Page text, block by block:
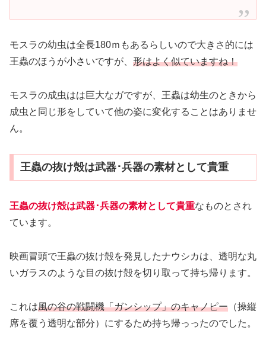
モスラの幼虫は全長180ｍもあるらしいので大きさ的には
王蟲のほうが小さいですが、 形はよく似ていますね！
モスラの成虫はは巨大なガですが、王蟲は幼生のときから
成虫と同じ形をしていて他の姿に変化することはありませ
ん。
王蟲の抜け殻は武器･兵器の素材として貴重
王蟲の抜け殻は武器･兵器の素材として貴重なものとされ
ています。
映画冒頭で王蟲の抜け殻を発見したナウシカは、透明な丸
いガラスのような目の抜け殻を切り取って持ち帰ります。
これは風の谷の戦闘機「ガンシップ」のキャノピー （操縦
席を覆う透明な部分）にするため持ち帰っったのでした。